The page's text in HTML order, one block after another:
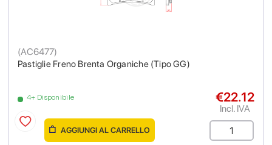
Pastiglie Freno Brenta Organiche (Tipo GG)
(AC6477)
4+ Disponibile €22.12
Incl. IVA
AGGIUNGI AL CARRELLO